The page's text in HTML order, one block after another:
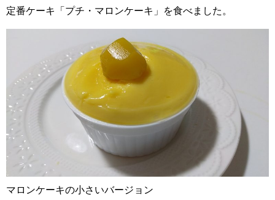
定番ケーキ「プチ・マロンケーキ」を食べました。
マロンケーキの小さいバージョン